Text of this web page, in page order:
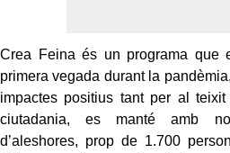
Crea Feina és un programa que
primera vegada durant la
impactes positius tant per al
ciutadania, es manté amb
d’aleshores, prop de 1.700